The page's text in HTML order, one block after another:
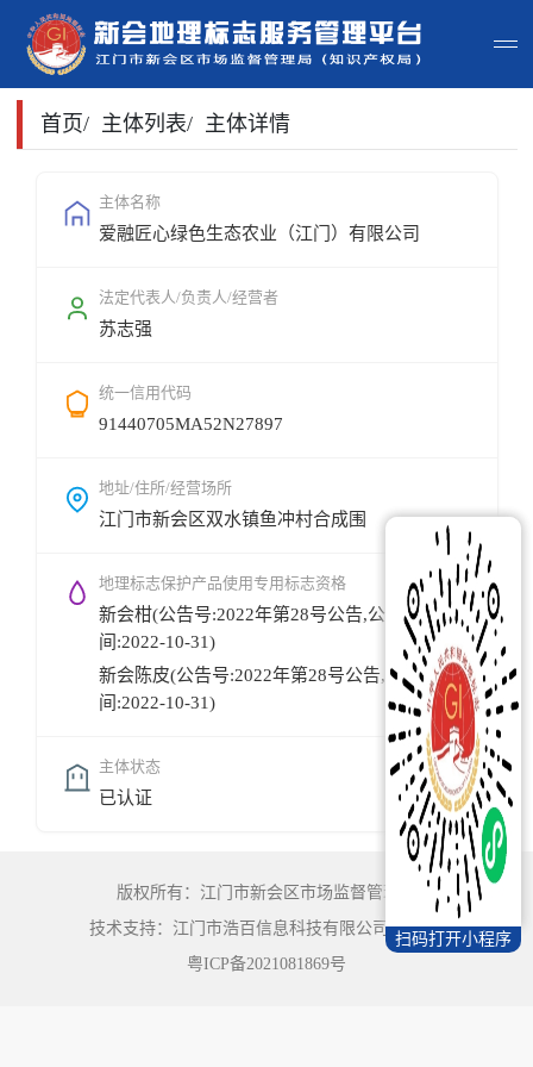
首页
政策法规
申请指南
地标地图
用户登录
首页/ 主体列表/ 主体详情
主体名称
爱融匠心绿色生态农业（江门）有限公司
法定代表人/负责人/经营者
苏志强
统一信用代码
91440705MA52N27897
地址/住所/经营场所
江门市新会区双水镇鱼冲村合成围
地理标志保护产品使用专用标志资格
新会柑(公告号:2022年第28号公告,公告时
间:2022-10-31)
新会陈皮(公告号:2022年第28号公告,公告时
间:2022-10-31)
主体状态
已认证
扫码打开小程序
版权所有：江门市新会区市场监督管理局
技术支持：江门市浩百信息科技有限公司©2022
粤ICP备2021081869号